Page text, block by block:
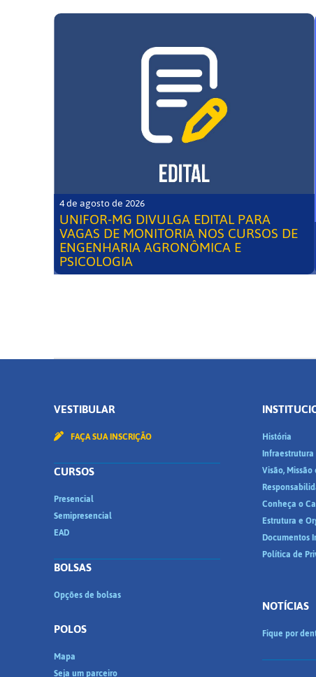
4 de agosto de 2026
UNIFOR-MG DIVULGA EDITAL PARA
VAGAS DE MONITORIA NOS CURSOS DE
ENGENHARIA AGRONÔMICA E
PSICOLOGIA
VESTIBULAR
FAÇA SUA INSCRIÇÃO
CURSOS
Presencial
Semipresencial
EAD
BOLSAS
Opções de bolsas
POLOS
Mapa
Seja um parceiro
História
Infraestrutura
Visão,
Conheça o
Estrutura e
Documentos
Política de
NOTÍCIAS
Fique por